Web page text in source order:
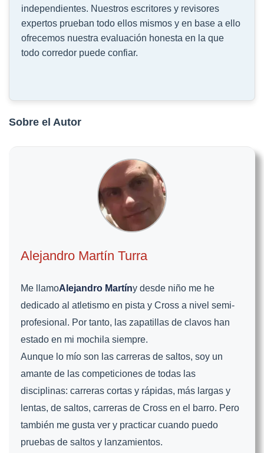
independientes. Nuestros escritores y revisores
expertos prueban todo ellos mismos y en base a ello
ofrecemos nuestra evaluación honesta en la que
todo corredor puede confiar.
Sobre el Autor
Alejandro Martín Turra
Me llamoAlejandro Martíny desde niño me he
dedicado al atletismo en pista y Cross a nivel semi-
profesional. Por tanto, las zapatillas de clavos han
estado en mi mochila siempre.
Aunque lo mío son las carreras de saltos, soy un
amante de las competiciones de todas las
disciplinas: carreras cortas y rápidas, más largas y
lentas, de saltos, carreras de Cross en el barro. Pero
también me gusta ver y practicar cuando puedo
pruebas de saltos y lanzamientos.